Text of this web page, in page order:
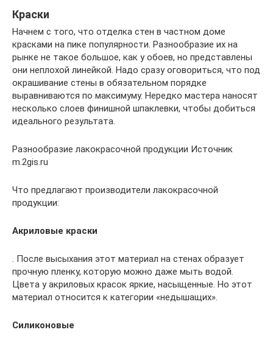
Краски
Начнем с того, что отделка стен в частном доме
красками на пике популярности. Разнообразие их на
рынке не такое большое, как у обоев, но представлены
они неплохой линейкой. Надо сразу оговориться, что под
окрашивание стены в обязательном порядке
выравниваются по максимуму. Нередко мастера наносят
несколько слоев финишной шпаклевки, чтобы добиться
идеального результата.
Разнообразие лакокрасочной продукции Источник
m.2gis.ru
Что предлагают производители лакокрасочной
продукции:
Акриловые краски
. После высыхания этот материал на стенах образует
прочную пленку, которую можно даже мыть водой.
Цвета у акриловых красок яркие, насыщенные. Но этот
материал относится к категории «недышащих».
Силиконовые